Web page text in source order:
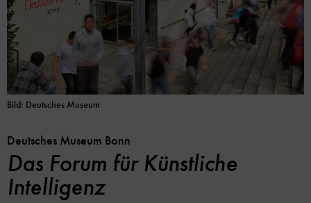
Bild: Deutsches Museum
Deutsches Museum Bonn
Das Forum für Künstliche
Intelligenz